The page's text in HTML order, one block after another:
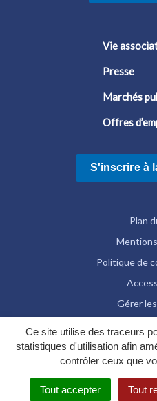
Ce site utilise des traceurs
statistiques d'utilisation afin
contrôler ceux que
Tout accepter Tout
Vie
Presse
Marchés
Offres
S'inscrire à
Plan
Politique de
Gérer